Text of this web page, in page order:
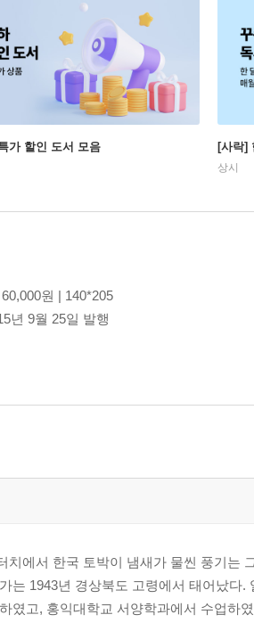
가 할인 도서 모음 [사락]
상시
원 | 140*205
년 9월 25일 발행
에서 한국 토박이 냄새가 물씬 풍기는
는 1943년 경상북도 고령에서 태어났다.
였고, 홍익대학교 서양학과에서 수업하